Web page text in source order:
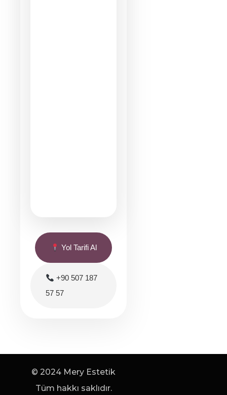
Yol Tarifi Al
+90 507 187
57 57
© 2024 Mery Estetik
Tüm hakkı saklıdır.